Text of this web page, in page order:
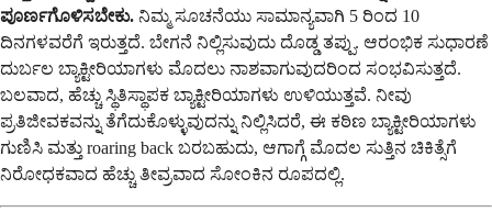
ಪೂರ್ಣಗೊಳಿಸಬೇಕು. ನಿಮ್ಮ ಸೂಚನೆಯು ಸಾಮಾನ್ಯವಾಗಿ 5 ರಿಂದ 10
ದಿನಗಳವರೆಗೆ ಇರುತ್ತದೆ. ಬೇಗನೆ ನಿಲ್ಲಿಸುವುದು ದೊಡ್ಡ ತಪ್ಪು. ಆರಂಭಿಕ ಸುಧಾರಣೆ
ದುರ್ಬಲ ಬ್ಯಾಕ್ಟೀರಿಯಾಗಳು ಮೊದಲು ನಾಶವಾಗುವುದರಿಂದ ಸಂಭವಿಸುತ್ತದೆ.
ಬಲವಾದ, ಹೆಚ್ಚು ಸ್ಥಿತಿಸ್ಥಾಪಕ ಬ್ಯಾಕ್ಟೀರಿಯಾಗಳು ಉಳಿಯುತ್ತವೆ. ನೀವು
ಪ್ರತಿಜೀವಕವನ್ನು ತೆಗೆದುಕೊಳ್ಳುವುದನ್ನು ನಿಲ್ಲಿಸಿದರೆ, ಈ ಕಠಿಣ ಬ್ಯಾಕ್ಟೀರಿಯಾಗಳು
ಗುಣಿಸಿ ಮತ್ತು roaring back ಬರಬಹುದು, ಆಗಾಗ್ಗೆ ಮೊದಲ ಸುತ್ತಿನ ಚಿಕಿತ್ಸೆಗೆ
ನಿರೋಧಕವಾದ ಹೆಚ್ಚು ತೀವ್ರವಾದ ಸೋಂಕಿನ ರೂಪದಲ್ಲಿ.